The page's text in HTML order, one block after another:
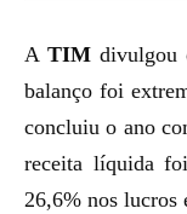
A TIM divulgou
balanço foi
concluiu o ano
receita líquida
26,6% nos lucros